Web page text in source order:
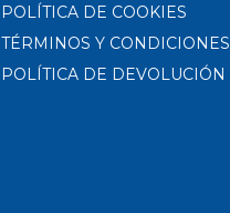
POLÍTICA DE COOKIES
TÉRMINOS Y CONDICIONES
POLÍTICA DE DEVOLUCIÓN